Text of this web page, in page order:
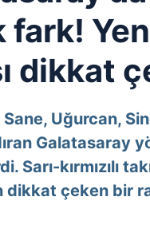
fark!
dikkat
Uğurcan,
Galatasaray
Sarı-kırmızılı
dikkat çeken bir